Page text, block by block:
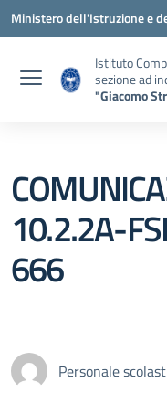
Vai ai contenuti
Vai al menu di navigazione
Vai al footer
Ministero dell'Istruzione e
Istituto
sezione ad
"Giacomo
10.2.2A-
666
Personale